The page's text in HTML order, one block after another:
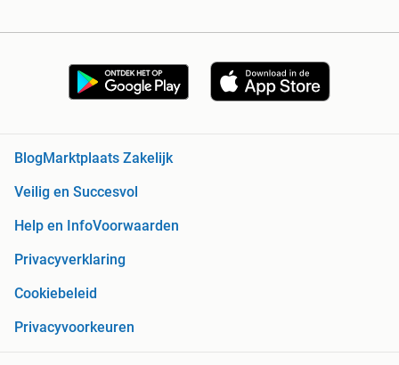
Blog Marktplaats Zakelijk
Veilig en Succesvol
Help en InfoVoorwaarden
Privacyverklaring
Cookiebeleid
Privacyvoorkeuren